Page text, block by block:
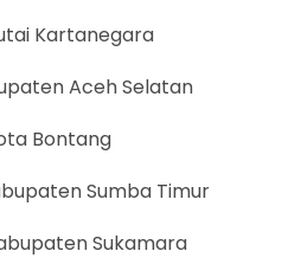
Kartanegara
Aceh Selatan
Bontang
Sumba Timur
Sukamara